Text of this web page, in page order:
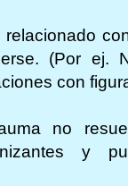
(Por ej.
con
no
y